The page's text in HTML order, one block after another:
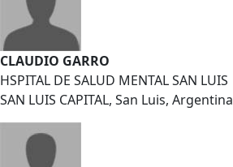
CLAUDIO GARRO
HSPITAL DE SALUD MENTAL SAN LUIS
SAN LUIS CAPITAL, San Luis, Argentina